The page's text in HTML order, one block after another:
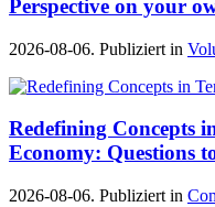
Perspective on your
2026-08-06. Publiziert in
Redefining Concepts
Economy: Questions
2026-08-06. Publiziert in